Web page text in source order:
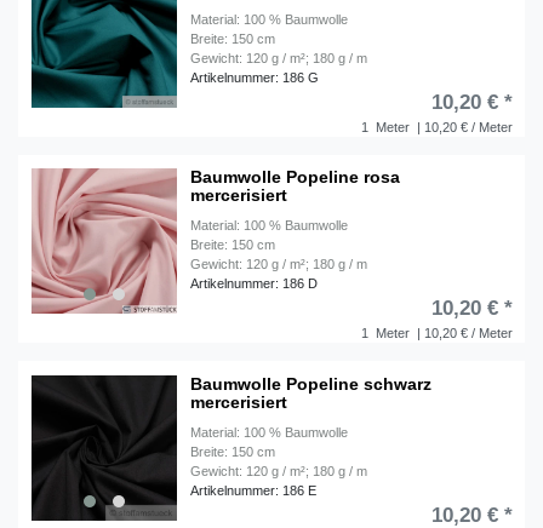
Material: 100 % Baumwolle
Breite: 150 cm
Gewicht: 120 g / m²; 180 g / m
Artikelnummer: 186 G
1 Meter | 10,20 € / Meter
10,20 € *
Baumwolle Popeline rosa
mercerisiert
Material: 100 % Baumwolle
Breite: 150 cm
Gewicht: 120 g / m²; 180 g / m
Artikelnummer: 186 D
1 Meter | 10,20 € / Meter
10,20 € *
Baumwolle Popeline schwarz
mercerisiert
Material: 100 % Baumwolle
Breite: 150 cm
Gewicht: 120 g / m²; 180 g / m
Artikelnummer: 186 E
10,20 € *